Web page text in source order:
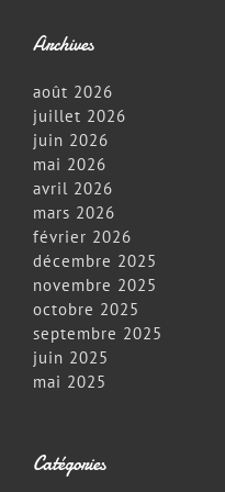
Archives
août 2026
juillet 2026
juin 2026
mai 2026
avril 2026
mars 2026
février 2026
décembre 2025
novembre 2025
octobre 2025
septembre 2025
juin 2025
mai 2025
Catégories